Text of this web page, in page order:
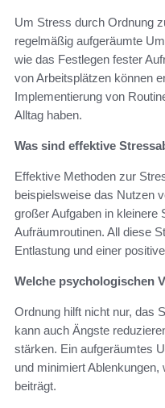
Um Stress durch Ordnung
regelmäßig aufgeräumte
wie das Festlegen fester
von Arbeitsplätzen können
Implementierung von
Alltag haben.
Was sind effektive
Effektive Methoden zur
beispielsweise das Nutzen
großer Aufgaben in kleinere
Aufräumroutinen. All diese
Entlastung und einer
Welche psychologischen
Ordnung hilft nicht nur, das
kann auch Ängste
stärken. Ein aufgeräumtes
und minimiert
beiträgt.